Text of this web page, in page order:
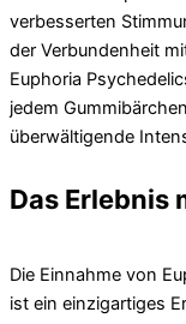
verbesserten
der Verbundenheit
Euphoria
jedem
überwältigende
Das Erlebnis
Die Einnahme von
ist ein einzigartiges